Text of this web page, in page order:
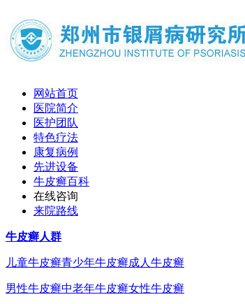
网站首页
医院简介
医护团队
特色疗法
康复病例
先进设备
牛皮癣百科
在线咨询
来院路线
牛皮癣人群
儿童牛皮癣青少年牛皮癣成人牛皮癣
男性牛皮癣中老年牛皮癣女性牛皮癣